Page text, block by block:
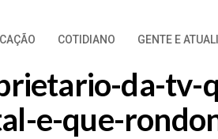
COTIDIANO GENTE E
da-tv-
e-que-